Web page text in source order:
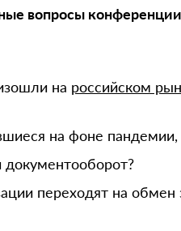
вопросы
на российском
на фоне пандемии,
документооборот?
переходят на